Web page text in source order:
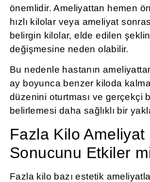
önemlidir. Ameliyattan hemen
hızlı kilolar veya ameliyat
belirgin kilolar, elde edilen şeklin
değişmesine neden olabilir.
Bu nedenle hastanın
ay boyunca benzer kiloda
düzenini oturtması ve gerçekçi
belirlemesi daha sağlıklı bir
Fazla Kilo Ameliyat
Sonucunu Etkiler
Fazla kilo bazı estetik